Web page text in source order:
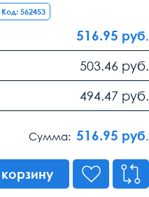
Код: 562453
516.95 руб.
503.46 руб.
494.47 руб.
Сумма: 516.95 руб.